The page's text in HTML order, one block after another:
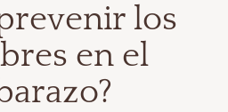
los
en el